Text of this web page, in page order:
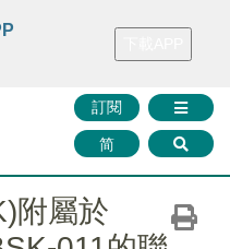
財華證券 媒體矩陣
訂閱
简
附屬於